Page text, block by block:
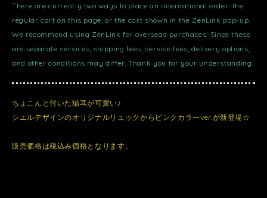
There are currently two ways to place an international order: the
regular cart on this page, or the cart shown in the ZenLink pop-up.
We recommend using ZenLink for overseas purchases. Since these
are separate services, shipping fees, service fees, delivery options,
and other conditions may differ. Thank you for your understanding.
ちょこんと付いた猫耳が可愛い♪
シエルデザインのオリジナルリュックからピンクカラーver.が新登場☆
販売価格は税込み価格となります。